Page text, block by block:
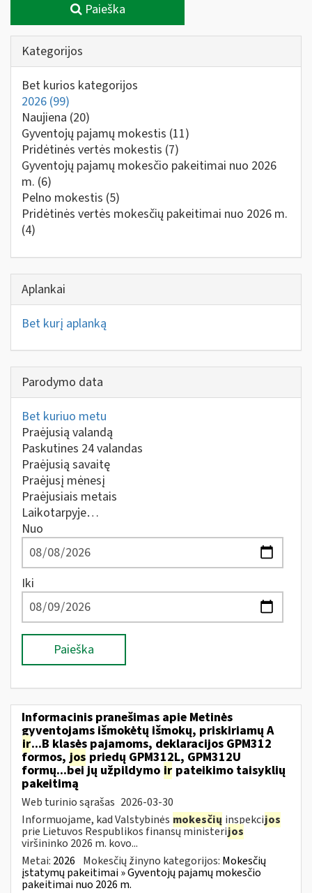
Paieška
Kategorijos
Bet kurios kategorijos
2026 (99)
Naujiena (20)
Gyventojų pajamų mokestis (11)
Pridėtinės vertės mokestis (7)
Gyventojų pajamų mokesčio pakeitimai nuo 2026
m. (6)
Pelno mokestis (5)
Pridėtinės vertės mokesčių pakeitimai nuo 2026 m.
(4)
Aplankai
Bet kurį aplanką
Parodymo data
Bet kuriuo metu
Praėjusią valandą
Paskutines 24 valandas
Praėjusią savaitę
Praėjusį mėnesį
Praėjusiais metais
Laikotarpyje…
Nuo
Iki
Paieška
Informacinis pranešimas apie Metinės
gyventojams išmokėtų išmokų, priskiriamų A
ir...B klasės pajamoms, deklaracijos GPM312
formos, jos priedų GPM312L, GPM312U
formų...bei jų užpildymo ir pateikimo taisyklių
pakeitimą
Web turinio sąrašas 2026-03-30
Informuojame, kad Valstybinės mokesčių inspekcijos
prie Lietuvos Respublikos finansų ministerijos
viršininko 2026 m. kovo...
Metai: 2026 Mokesčių žinyno kategorijos: Mokesčių
įstatymų pakeitimai » Gyventojų pajamų mokesčio
pakeitimai nuo 2026 m.